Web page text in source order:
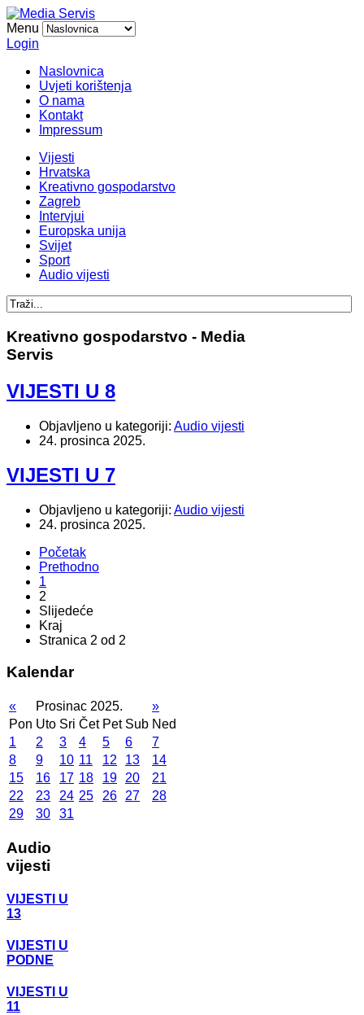
Menu
Login
Naslovnica
Uvjeti korištenja
O nama
Kontakt
Impressum
Vijesti
Hrvatska
Kreativno gospodarstvo
Zagreb
Intervjui
Europska unija
Svijet
Sport
Audio vijesti
Kreativno gospodarstvo - Media
Servis
VIJESTI U 8
Objavljeno u kategoriji: Audio vijesti
24. prosinca 2025.
VIJESTI U 7
Objavljeno u kategoriji: Audio vijesti
24. prosinca 2025.
Početak
Prethodno
1
2
Slijedeće
Kraj
Stranica 2 od 2
Kalendar
« Prosinac 2025.
»
Pon Uto Sri Čet Pet Sub Ned
1
2 3 4 5 6
7
8
9 10 11 12 13
14
15
16 17 18 19 20
21
22
23 24 25 26 27
28
29
30 31
Audio
vijesti
VIJESTI U
13
VIJESTI U
PODNE
VIJESTI U
11